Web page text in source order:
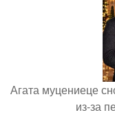
Агата муцениеце
из-за